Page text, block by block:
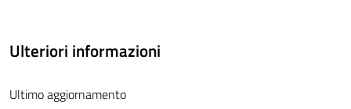
Ulteriori informazioni
Ultimo aggiornamento